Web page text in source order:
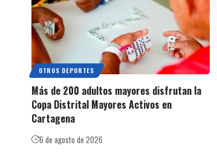
OTROS DEPORTES
Más de 200 adultos mayores disfrutan la
Copa Distrital Mayores Activos en
Cartagena
6 de agosto de 2026